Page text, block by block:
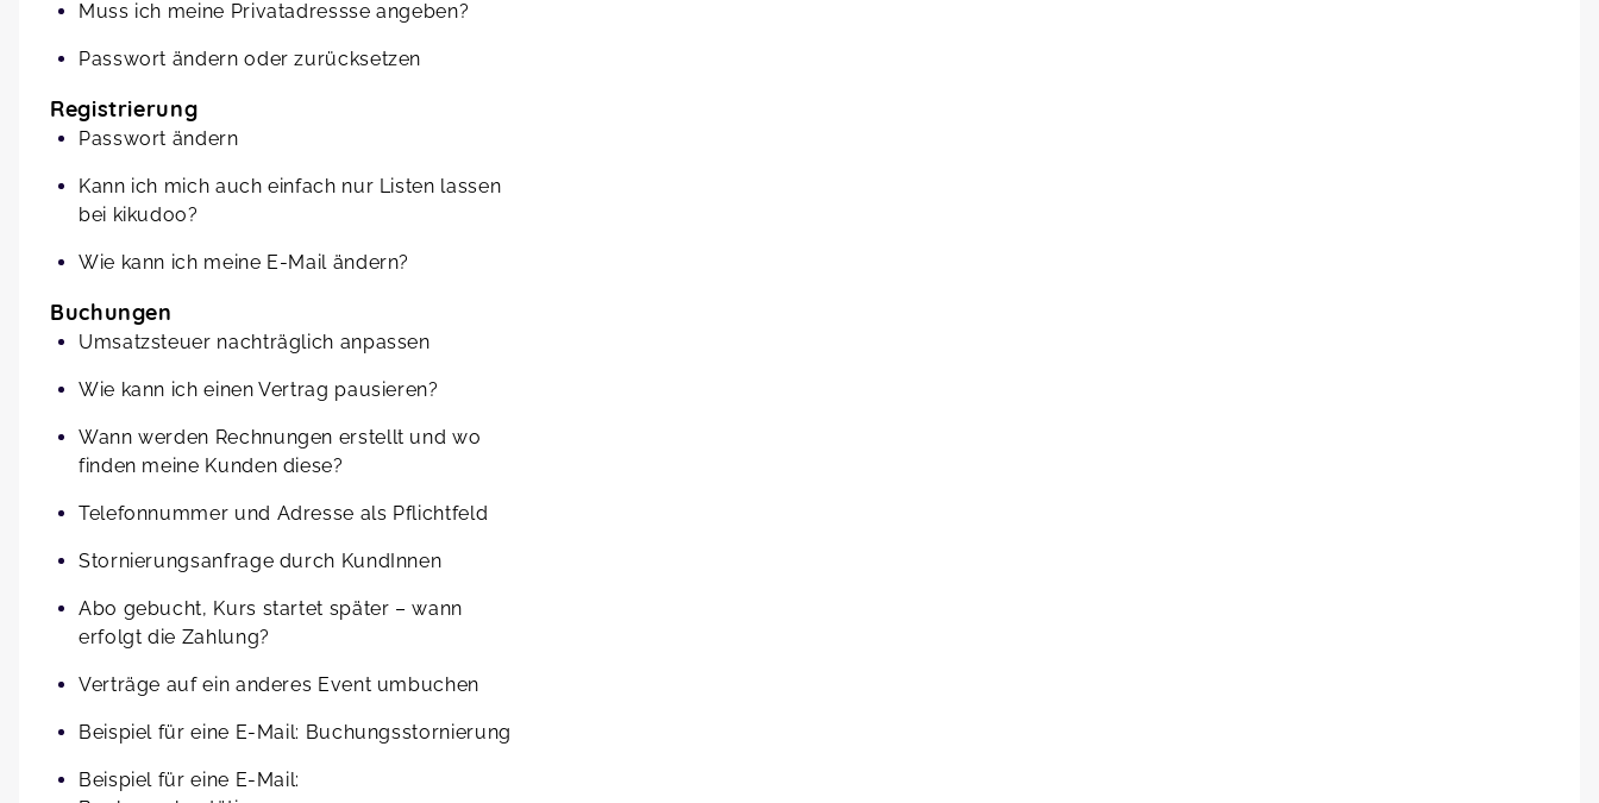
Muss ich meine Privatadressse angeben?
Passwort ändern oder zurücksetzen
Registrierung
Passwort ändern
Kann ich mich auch einfach nur Listen lassen
bei kikudoo?
Wie kann ich meine E-Mail ändern?
Buchungen
Umsatzsteuer nachträglich anpassen
Wie kann ich einen Vertrag pausieren?
Wann werden Rechnungen erstellt und wo
finden meine Kunden diese?
Telefonnummer und Adresse als Pflichtfeld
Stornierungsanfrage durch KundInnen
Abo gebucht, Kurs startet später – wann
erfolgt die Zahlung?
Verträge auf ein anderes Event umbuchen
Beispiel für eine E-Mail: Buchungsstornierung
Beispiel für eine E-Mail: